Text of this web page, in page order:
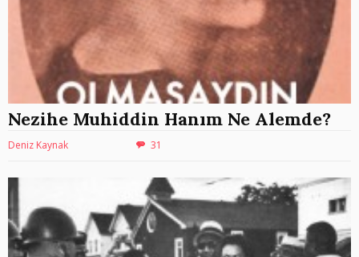
Nezihe Muhiddin Hanım Ne Alemde?
Deniz Kaynak 31